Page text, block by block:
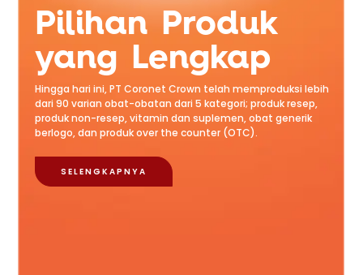
Pilihan Produk
yang Lengkap
Hingga hari ini, PT Coronet Crown telah memproduksi lebih
dari 90 varian obat-obatan dari 5 kategori; produk resep,
produk non-resep, vitamin dan suplemen, obat generik
berlogo, dan produk over the counter (OTC).
SELENGKAPNYA